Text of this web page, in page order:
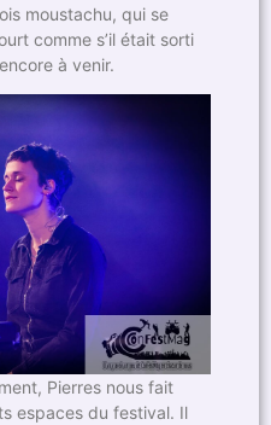
moustachu, qui se
comme s’il était sorti
à venir.
Pierres nous fait
espaces du festival. Il